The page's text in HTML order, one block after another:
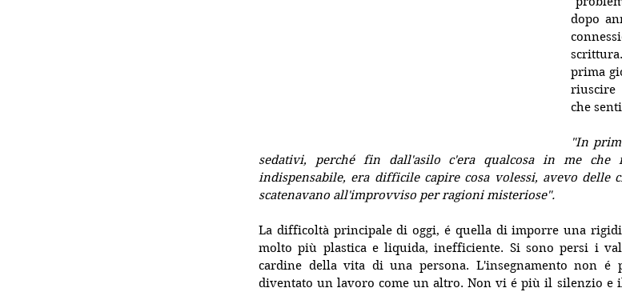
dopo
prima
riuscire
che
"In
sedativi, perché fin dall'asilo c'era qualcosa in me che
indispensabile, era difficile capire cosa volessi, avevo
scatenavano all'improvviso per ragioni misteriose".
La difficoltà principale di oggi, é quella di imporre una
molto più plastica e liquida, inefficiente. Si sono persi i
cardine della vita di una persona. L'insegnamento non é
diventato un lavoro come un altro. Non vi é più il silenzio e